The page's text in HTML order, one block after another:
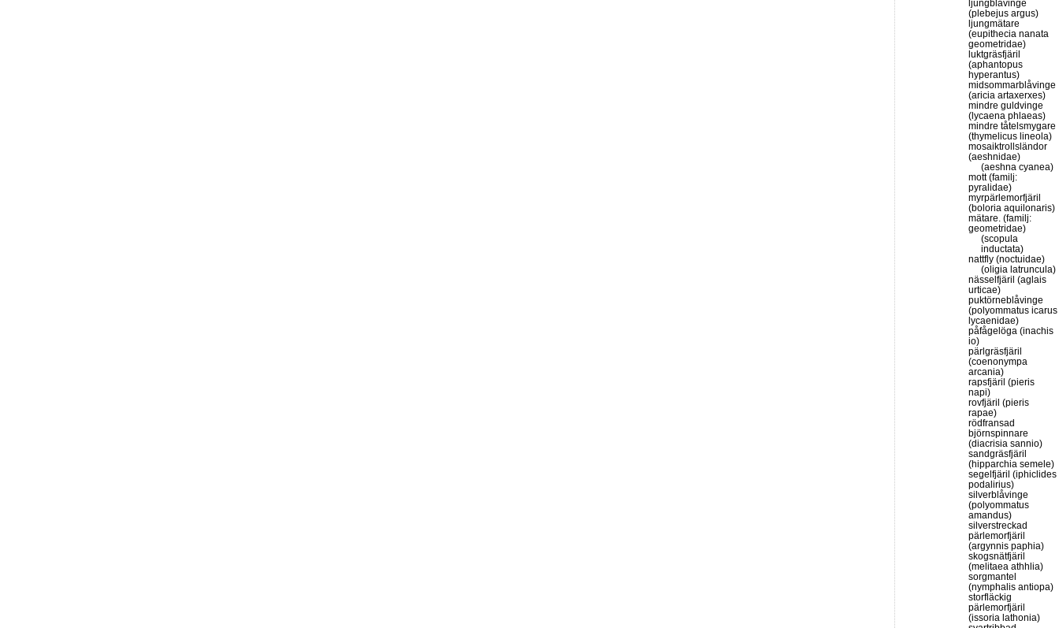
ljungblåvinge
(plebejus argus)
ljungmätare
(eupithecia nanata
geometridae)
luktgräsfjäril
(aphantopus
hyperantus)
midsommarblåvinge
(aricia artaxerxes)
mindre guldvinge
(lycaena phlaeas)
mindre tåtelsmygare
(thymelicus lineola)
mosaiktrollsländor
(aeshnidae)
(aeshna cyanea)
mott (familj:
pyralidae)
myrpärlemorfjäril
(boloria aquilonaris)
mätare. (familj:
geometridae)
(scopula
inductata)
nattfly (noctuidae)
(oligia latruncula)
nässelfjäril (aglais
urticae)
puktörneblåvinge
(polyommatus icarus
lycaenidae)
påfågelöga (inachis
io)
pärlgräsfjäril
(coenonympa
arcania)
rapsfjäril (pieris
napi)
rovfjäril (pieris
rapae)
rödfransad
björnspinnare
(diacrisia sannio)
sandgräsfjäril
(hipparchia semele)
segelfjäril (iphiclides
podalirius)
silverblåvinge
(polyommatus
amandus)
silverstreckad
pärlemorfjäril
(argynnis paphia)
skogsnätfjäril
(melitaea athhlia)
sorgmantel
(nymphalis antiopa)
storfläckig
pärlemorfjäril
(issoria lathonia)